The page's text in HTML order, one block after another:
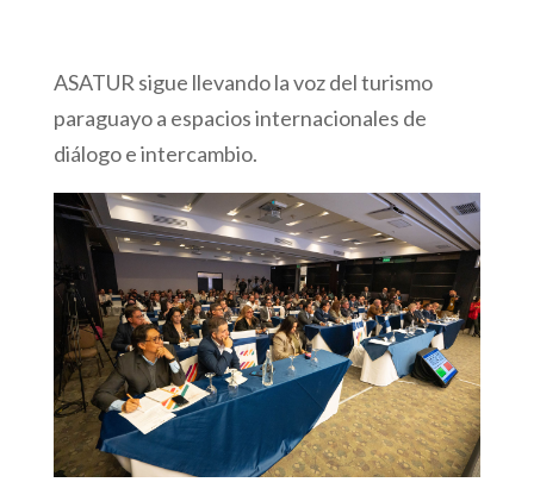
ASATUR sigue llevando la voz del turismo
paraguayo a espacios internacionales de
diálogo e intercambio.